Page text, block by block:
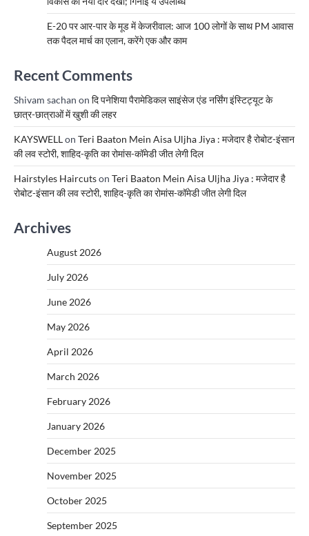
E-20 पर आर-पार के मूड में केजरीवाल: आज 100 लोगों के साथ PM आवास
तक पैदल मार्च का एलान, करेंगे एक और काम
Recent Comments
Shivam sachan on दि पनेशिया पैरामेडिकल साइंसेज एंड नर्सिंग इंस्टिट्यूट के
छात्र-छात्राओं में खुशी की लहर
KAYSWELLon Teri Baaton Mein Aisa Uljha Jiya : मजेदार है रोबोट-इंसान
की लव स्टोरी, शाहिद-कृति का रोमांस-कॉमेडी जीत लेगी दिल
Hairstyles Haircutson Teri Baaton Mein Aisa Uljha Jiya : मजेदार है
रोबोट-इंसान की लव स्टोरी, शाहिद-कृति का रोमांस-कॉमेडी जीत लेगी दिल
Archives
August 2026
July 2026
June 2026
May 2026
April 2026
March 2026
February 2026
January 2026
December 2025
November 2025
October 2025
September 2025